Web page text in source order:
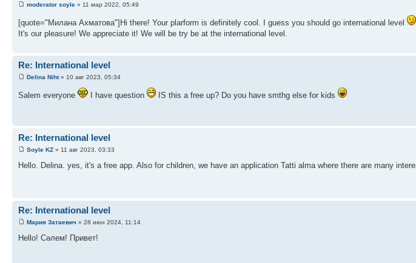
moderator soyle » 11 мар 2022, 05:49
[quote="Милана Ахматова"]Hi there! Your plarform is definitely cool. I guess you should go international level
It's our pleasure! We appreciate it! We will be try be at the international level.
Re: International level
Delina Niht» 10 авг 2023, 05:34
Salem everyone I have question IS this a free up? Do you have smthg else for kids
Re: International level
Soyle KZ » 11 авг 2023, 03:33
Hello. Delina. yes, it's a free app. Also for children, we have an application Tatti alma where there are many
Re: International level
Мария Затаевич » 28 июн 2024, 11:14
Hello! Сәлем! Привет!